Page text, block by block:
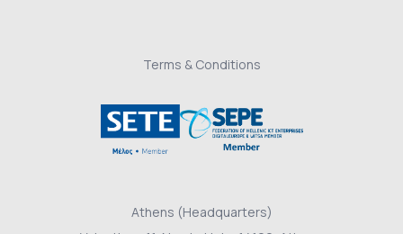
Terms & Conditions
Athens (Headquarters)